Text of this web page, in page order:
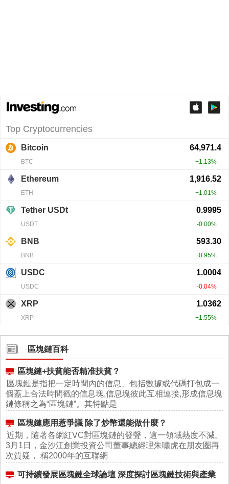
區塊鏈百科
區塊鏈+扶貧能否精准扶貧？
區塊鏈是指把一定時間內的信息、包括數據或代碼打包成一
個蓋上合法時間戳的信息塊,信息塊彼此互相連接,形成信息塊
鏈條稱之為“區塊鏈”。其特點是
區塊鏈應用惹爭議 除了炒幣還能做什麼？
近期，隨著各網紅VC對區塊鏈的發聲，這一領域熱度不減。
3月1日，金沙江創業投資公司董事總經理朱嘯虎在朋友圈再
次質疑， 稱2000年的互聯網
可持續發展區塊鏈全球論壇 深度探討區塊鏈技術與產業